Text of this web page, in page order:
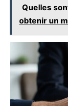
Quelles
obtenir un